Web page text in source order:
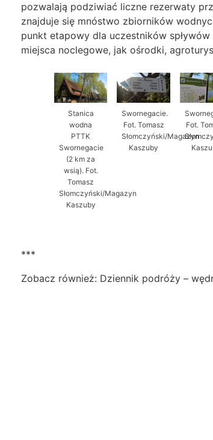
pozwalają podziwiać liczne rezerwaty
znajduje się mnóstwo zbiorników
punkt etapowy dla uczestników
miejsca noclegowe, jak ośrodki,
Stanica
wodna
PTTK
Swornegacie
(2 km za
wsią). Fot.
Tomasz
Słomczyński/Magazyn
Kaszuby
Swornegacie.
Fot. Tomasz
Słomczyński/Magazyn
Kaszuby
Fot.
***
Zobacz również: Dziennik podróży –